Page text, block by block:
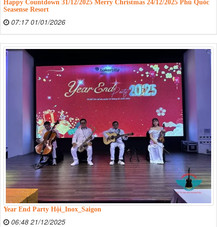
Happy Countdown 31/12/2025 Merry Christmas 24/12/2025 Phú Quốc
Seasense Resort
07:17 01/01/2026
Year End Party Hội_Inox_Saigon
06:48 21/12/2025